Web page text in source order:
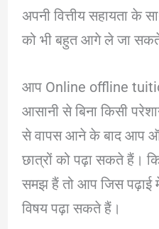
अपनी वित्तीय सहायता के
को भी बहुत आगे ले जा
आप Online offline
आसानी से बिना किसी
से वापस आने के बाद आप
छात्रों को पढ़ा सकते हैं।
समझ हैं तो आप जिस
विषय पढ़ा सकते हैं।